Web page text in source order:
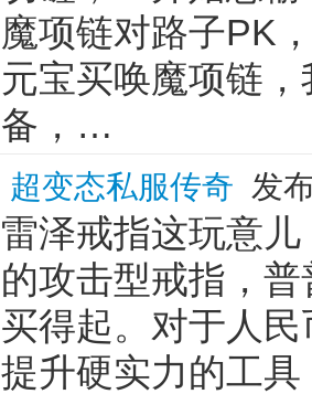
魔项链对路子PK
元宝买唤魔项链
备，…
超变态私服传奇 发
雷泽戒指这玩意
的攻击型戒指，
买得起。对于人
提升硬实力的工